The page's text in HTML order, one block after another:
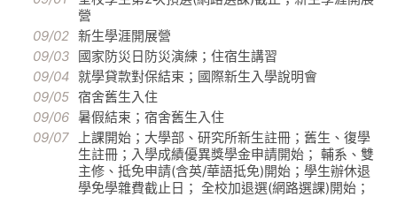
營
09/02 新生學涯開展營
09/03 國家防災日防災演練；住宿生講習
09/04 就學貸款對保結束；國際新生入學說明會
09/05 宿舍舊生入住
09/06 暑假結束；宿舍舊生入住
09/07
上課開始；大學部、研究所新生註冊；舊生、復學
生註冊；入學成績優異獎學金申請開始； 輔系、雙
主修、抵免申請(含英/華語抵免)開始；學生辦休退
學免學雜費截止日； 全校加退選(網路選課)開始；